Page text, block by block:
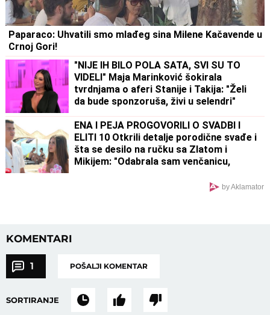
Paparaco: Uhvatili smo mlađeg sina Milene Kačavende u
Crnoj Gori!
"NIJE IH BILO POLA SATA, SVI SU TO
VIDELI" Maja Marinković šokirala
tvrdnjama o aferi Stanije i Takija: "Želi
da bude sponzoruša, živi u selendri"
ENA I PEJA PROGOVORILI O SVADBI I
ELITI 10 Otkrili detalje porodične svađe i
šta se desilo na ručku sa Zlatom i
Mikijem: "Odabrala sam venčanicu,
by Aklamator
KOMENTARI
1 POŠALJI KOMENTAR
SORTIRANJE